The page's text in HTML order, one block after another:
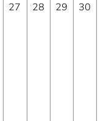
27 28 29 30